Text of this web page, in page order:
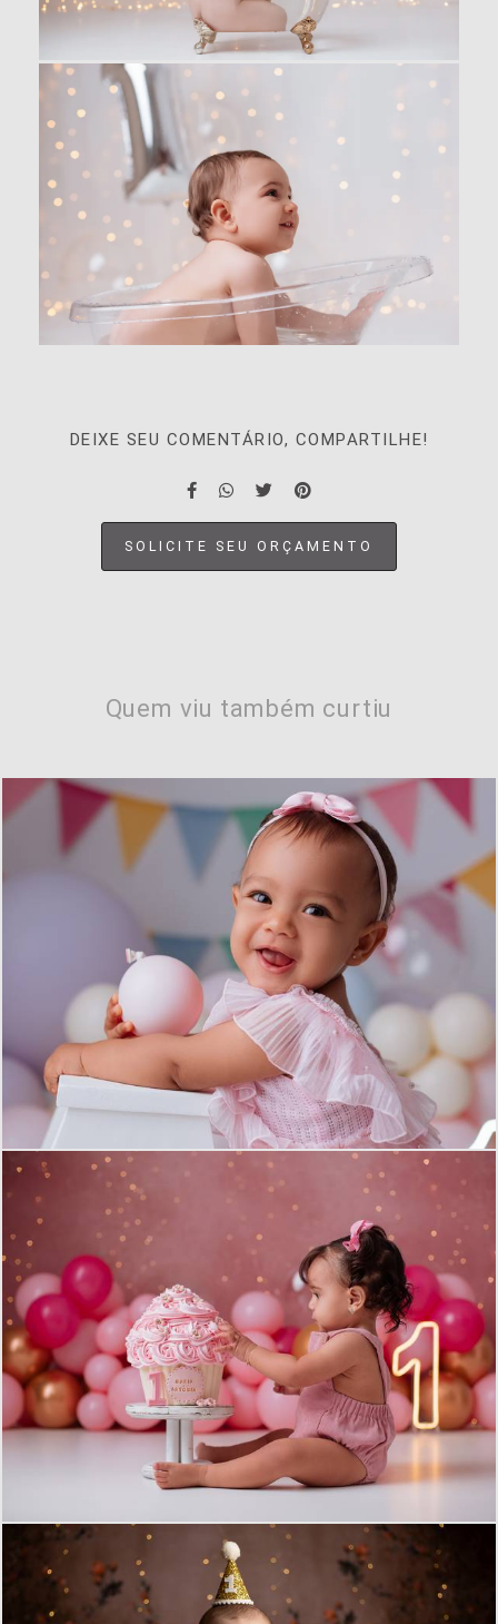
DEIXE SEU COMENTÁRIO, COMPARTILHE!
SOLICITE SEU ORÇAMENTO
Quem viu também curtiu
519 0
663 0